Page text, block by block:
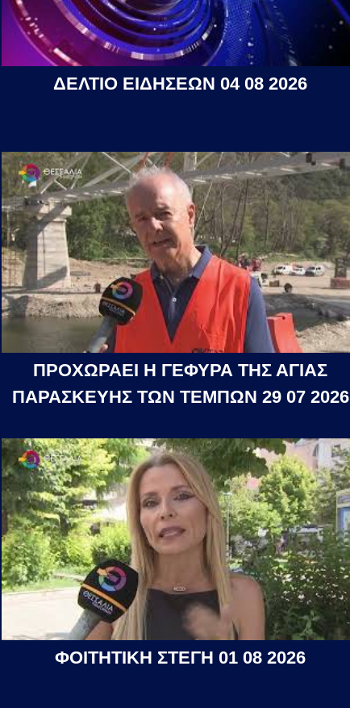
ΔΕΛΤΙΟ ΕΙΔΗΣΕΩΝ 04 08 2026
ΠΡΟΧΩΡΑΕΙ Η ΓΕΦΥΡΑ ΤΗΣ ΑΓΙΑΣ
ΠΑΡΑΣΚΕΥΗΣ ΤΩΝ ΤΕΜΠΩΝ 29 07 2026
ΦΟΙΤΗΤΙΚΗ ΣΤΕΓΗ 01 08 2026